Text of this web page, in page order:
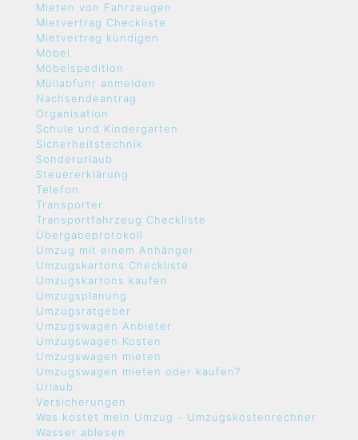
Mieten von Fahrzeugen
Mietvertrag Checkliste
Mietvertrag kündigen
Möbel
Möbelspedition
Müllabfuhr anmelden
Nachsendeantrag
Organisation
Schule und Kindergarten
Sicherheitstechnik
Sonderurlaub
Steuererklärung
Telefon
Transporter
Transportfahrzeug Checkliste
Übergabeprotokoll
Umzug mit einem Anhänger
Umzugskartons Checkliste
Umzugskartons kaufen
Umzugsplanung
Umzugsratgeber
Umzugswagen Anbieter
Umzugswagen Kosten
Umzugswagen mieten
Umzugswagen mieten oder kaufen?
Urlaub
Versicherungen
Was kostet mein Umzug - Umzugskostenrechner
Wasser ablesen